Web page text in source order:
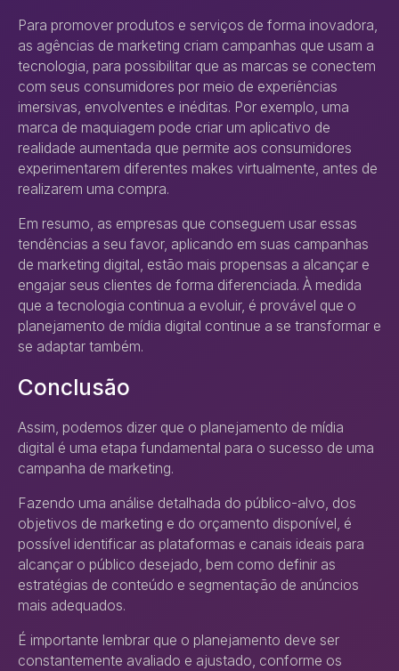
Para promover produtos e serviços de forma inovadora,
as agências de marketing criam campanhas que usam a
tecnologia, para possibilitar que as marcas se conectem
com seus consumidores por meio de experiências
imersivas, envolventes e inéditas. Por exemplo, uma
marca de maquiagem pode criar um aplicativo de
realidade aumentada que permite aos consumidores
experimentarem diferentes makes virtualmente, antes de
realizarem uma compra.
Em resumo, as empresas que conseguem usar essas
tendências a seu favor, aplicando em suas campanhas
de marketing digital, estão mais propensas a alcançar e
engajar seus clientes de forma diferenciada. À medida
que a tecnologia continua a evoluir, é provável que o
planejamento de mídia digital continue a se transformar e
se adaptar também.
Conclusão
Assim, podemos dizer que o planejamento de mídia
digital é uma etapa fundamental para o sucesso de uma
campanha de marketing.
Fazendo uma análise detalhada do público-alvo, dos
objetivos de marketing e do orçamento disponível, é
possível identificar as plataformas e canais ideais para
alcançar o público desejado, bem como definir as
estratégias de conteúdo e segmentação de anúncios
mais adequados.
É importante lembrar que o planejamento deve ser
constantemente avaliado e ajustado, conforme os